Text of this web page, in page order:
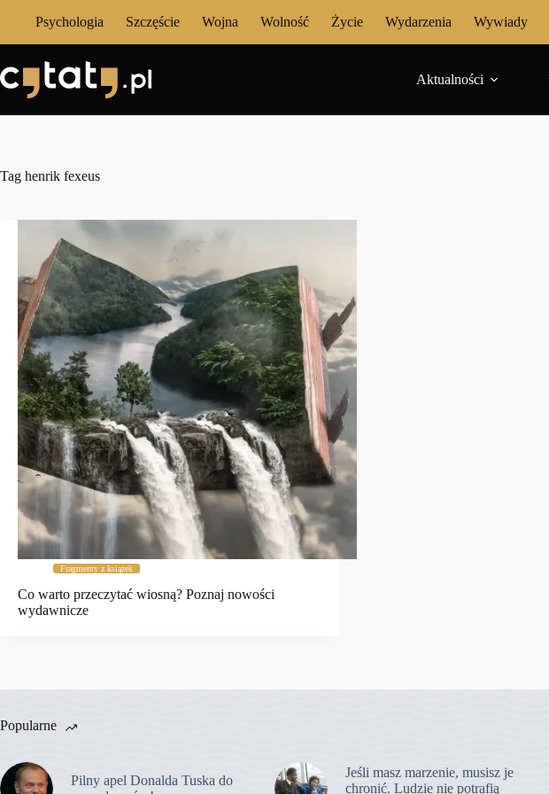
Psychologia Szczęście Wojna Wolność Życie Wydarzenia Wywiady
Aktualności
Tag henrik fexeus
Fragmenty z książek
Co warto przeczytać wiosną? Poznaj nowości
wydawnicze
Popularne
Pilny apel Donalda Tuska do
Jeśli masz marzenie, musisz je
chronić. Ludzie nie potrafią